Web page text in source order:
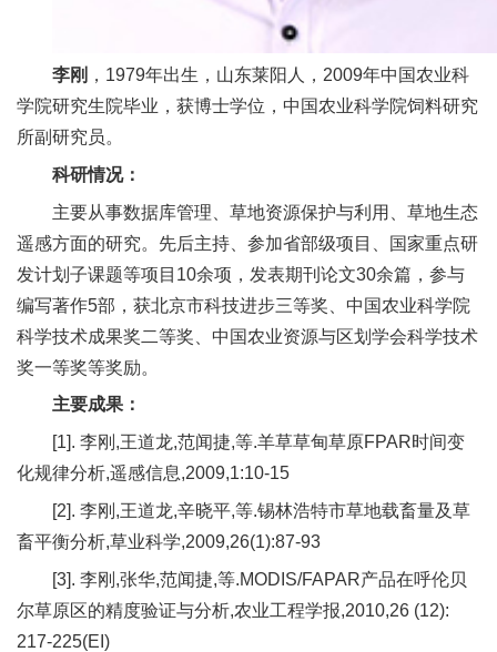
队
伍
究
生
育
作
建
李刚 ，1979年出生，山东莱阳人，2009年中国农业科
学院研究生院毕业，获博士学位，中国农业科学院饲料研究
所副研究员。
科研情况：
主要从事数据库管理、草地资源保护与利用、草地生态
遥感方面的研究。先后主持、参加省部级项目、国家重点研
发计划子课题等项目10余项，发表期刊论文30余篇，参与
编写著作5部，获北京市科技进步三等奖、中国农业科学院
科学技术成果奖二等奖、中国农业资源与区划学会科学技术
奖一等奖等奖励。
主要成果：
[1]. 李刚,王道龙,范闻捷,等.羊草草甸草原FPAR时间变
化规律分析,遥感信息,2009,1:10-15
[2]. 李刚,王道龙,辛晓平,等.锡林浩特市草地载畜量及草
畜平衡分析,草业科学,2009,26(1):87-93
[3]. 李刚,张华,范闻捷,等.MODIS/FAPAR产品在呼伦贝
尔草原区的精度验证与分析,农业工程学报,2010,26 (12):
217-225(EI)